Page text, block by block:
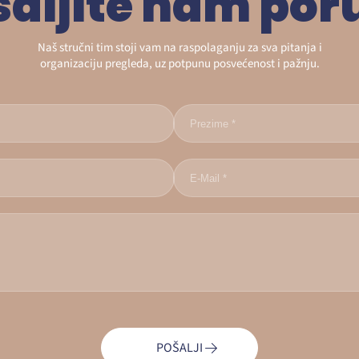
Naš stručni tim stoji vam na raspolaganju za sva pitanja i
organizaciju pregleda, uz potpunu posvećenost i pažnju.
POŠALJI